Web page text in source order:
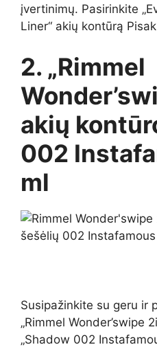
įvertinimų. Pasirinkite
Liner“ akių kontūrą
2. „Rimmel
akių
002
ml
Susipažinkite su geru ir
„Rimmel Wonder’swipe
„Shadow 002